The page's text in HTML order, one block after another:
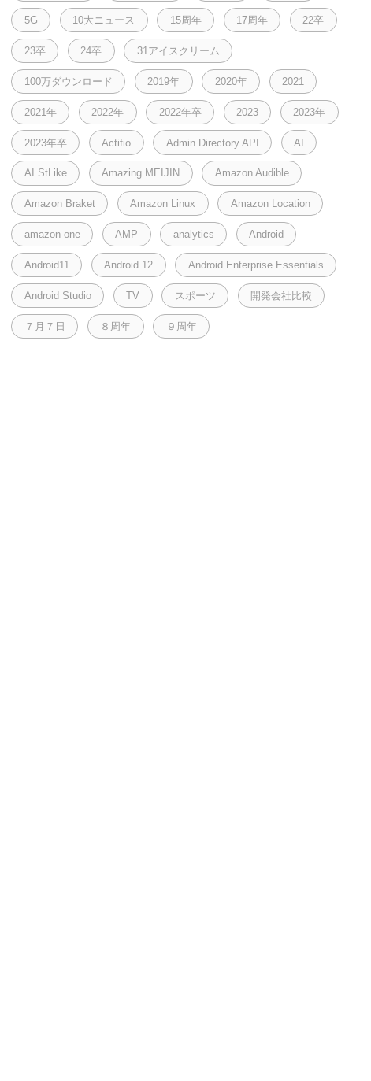
5G 10大ニュース 15周年 17周年 22卒
23卒 24卒 31アイスクリーム
100万ダウンロード 2019年 2020年 2021
2021年 2022年 2022年卒 2023 2023年
2023年卒 Actifio Admin Directory API AI
AI StLike Amazing MEIJIN Amazon Audible
Amazon Braket Amazon Linux Amazon Location
amazon one AMP analytics Android
Android11 Android 12 Android Enterprise Essentials
Android Studio TV スポーツ 開発会社比較
７月７日 ８周年 ９周年